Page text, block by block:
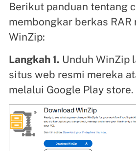
Berikut panduan tentang
membongkar berkas RAR
WinZip:
Langkah 1. Unduh WinZip
situs web resmi mereka
melalui Google Play store.